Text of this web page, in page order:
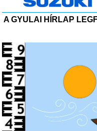
A GYULAI HÍRLAP